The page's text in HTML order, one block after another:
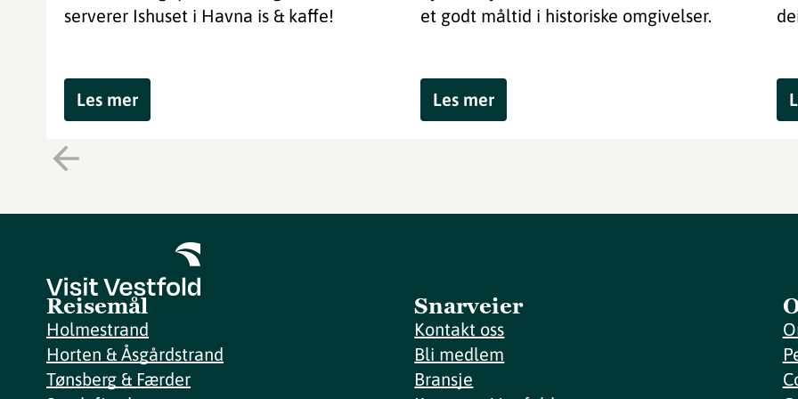
serverer Ishuset i Havna is & kaffe!
Les mer
et godt måltid i historiske omgivelser.
Les mer
Reisemål
Holmestrand
Horten & Åsgårdstrand
Tønsberg & Færder
Snarveier
Kontakt oss
Bli medlem
Bransje